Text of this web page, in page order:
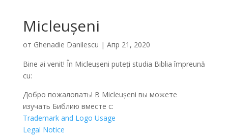
Micleușeni
от Ghenadie Danilescu | Апр 21, 2020
Bine ai venit! În Micleușeni puteți studia Biblia împreună
cu:
Добро пожаловать! В Micleușeni вы можете
изучать Библию вместе с:
Trademark and Logo Usage
Legal Notice